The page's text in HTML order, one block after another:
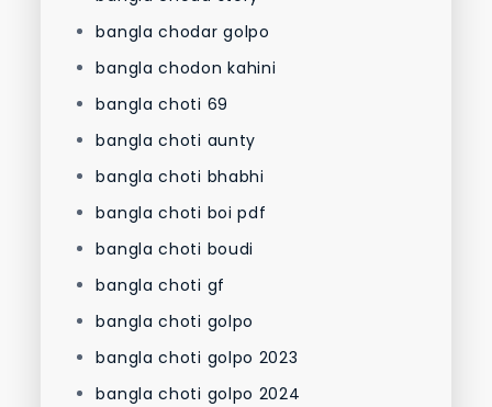
bangla chodar golpo
bangla chodon kahini
bangla choti 69
bangla choti aunty
bangla choti bhabhi
bangla choti boi pdf
bangla choti boudi
bangla choti gf
bangla choti golpo
bangla choti golpo 2023
bangla choti golpo 2024